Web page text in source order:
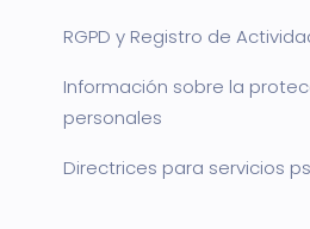
RGPD y Registro de
Información sobre la
personales
Directrices para servicios